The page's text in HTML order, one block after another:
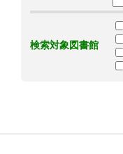
検索対象図書館